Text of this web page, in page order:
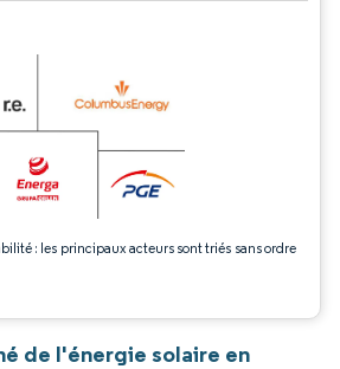
: les principaux acteurs sont triés sans ordre
La réutilisation nécessite une attribution sous CC
de l'énergie solaire en